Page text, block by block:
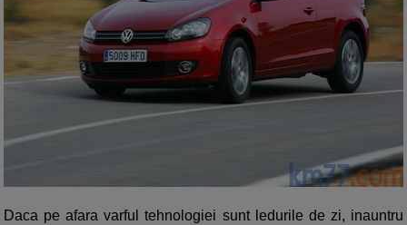
Daca pe afara varful tehnologiei sunt ledurile de zi, inauntru